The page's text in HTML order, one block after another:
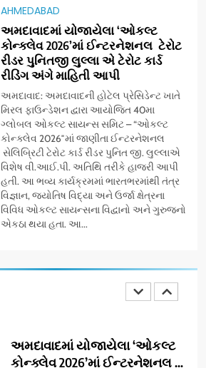
AHMEDABAD
અમદાવાદમાં યોજાયેલા ‘ઓકલ્ટ
કોન્ક્લેવ 2026’માં ઈન્ટરનેશનલ ટેરોટ
રીડર પુનિતજી લુલ્લા એ ટેરોટ કાર્ડ
રીડિંગ અંગે માહિતી આપી
અમદાવાદ: અમદાવાદની હોટેલ પ્રેસિડેન્ટ ખાતે
મિરલ ફાઉન્ડેશન દ્વારા આયોજિત 40મા
ગ્લોબલ ઓકલ્ટ સાયન્સ સમિટ – “ઓકલ્ટ
કોન્ક્લેવ 2026″માં જાણીતા ઈન્ટરનેશનલ
સેલિબ્રિટી ટેરોટ કાર્ડ રીડર પુનિત જી. લુલ્લાએ
વિશેષ વી.આઈ.પી. અતિથિ તરીકે હાજરી આપી
હતી. આ ભવ્ય કાર્યક્રમમાં ભારતભરમાંથી તંત્ર
વિજ્ઞાન, જ્યોતિષ વિદ્યા અને ઉર્જા ક્ષેત્રના
વિવિધ ઓકલ્ટ સાયન્સના વિદ્વાનો અને ગુરુજનો
એકઠા થયા હતા. આ...
મળશે
ENTERTAINMENT
અમદાવાદમાં ભારે વરસાદ વચ્ચે
ફિલ્મ ‘ગેટ સેટ ગો’ની ‘ટીમ
ચિરંજીવી’ માનવતાના કાર્ય માટે
આગળ આવી: ગુલબાઈ ટેકરાના
પ્રભાવિત પરિવારોને ફૂડ પેકેટ્સ
અને પીવાના પાણીનું વિતરણ કર્યું
AHMEDABAD CSR
ડો. મિતાલી નાગ (આર્ક ઇવેન્ટ્સ)
દ્વારા કિશોર કુમારની જન્મજયંતિ
નિમિત્તે સંગીતમય શ્રદ્ધાંજલિ
AHMEDABAD
ગુજરાતી OTT પ્લેટફોર્મ ‘જોજો’
(JOJO) નો વિશ્વભરમાં દબદબો
અમદાવાદમાં યોજાયેલા ‘ઓકલ્ટ
કોન્ક્લેવ 2026’માં ઈન્ટરનેશનલ